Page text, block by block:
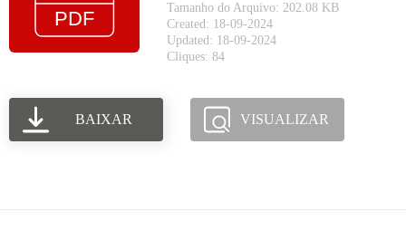
Tamanho do Arquivo: 202.08 KB
Created: 18-09-2024
Updated: 18-09-2024
Cliques: 84
BAIXAR VISUALIZAR